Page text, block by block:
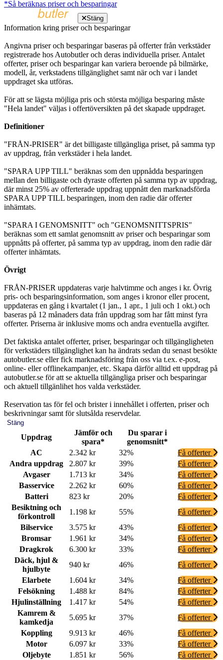
*Så beräknas priser och besparingar
Stäng
Information kring priser och besparingar
Angivna priser och besparingar baseras på offerter från verkstäder
registrerade hos Autobutler och deras individuella priser. Antalet
offerter, priser och besparingar kan variera beroende på bilmärke,
modell, år, verkstadens tillgänglighet samt när och var i landet
uppdraget ska utföras.
För att se lägsta möjliga pris och största möjliga besparing måste
"Hela landet" väljas i offertöversikten på det skapade uppdraget.
Definitioner
"FRÅN-PRISER" är det billigaste tillgängliga priset, på samma typ
av uppdrag, från verkstäder i hela landet.
"SPARA UPP TILL" beräknas som den uppnådda besparingen
mellan den billigaste och dyraste offerten på samma typ av uppdrag,
där minst 25% av offerterade uppdrag uppnått den marknadsförda
SPARA UPP TILL besparingen, inom den radie där offerter
inhämtats.
"SPARA I GENOMSNITT" och "GENOMSNITTSPRIS"
beräknas som ett samlat genomsnitt av priser och besparingar som
uppnåtts på offerter, på samma typ av uppdrag, inom den radie där
offerter inhämtats.
Övrigt
FRÅN-PRISER uppdateras varje halvtimme och anges i kr. Övrig
pris- och besparingsinformation, som anges i kronor eller procent,
uppdateras en gång i kvartalet (1 jan., 1 apr., 1 juli och 1 okt.) och
baseras på 12 månaders data från uppdrag som har fått minst fyra
offerter. Priserna är inklusive moms och andra eventuella avgifter.
Det faktiska antalet offerter, priser, besparingar och tillgängligheten
för verkstäders tillgänglighet kan ha ändrats sedan du senast besökte
autobutler.se eller fick marknadsföring från oss via t.ex. e-post,
online- eller offlinekampanjer, etc. Skapa därför alltid ett uppdrag på
autobutler.se för att se aktuella tillgängliga priser och besparingar
och aktuell tillgänlihet hos valda verkstäder.
Reservation tas för fel och brister i innehållet i offerten, priser och
beskrivningar samt för slutsålda reservdelar.
Stäng
Uppdrag
Jämför och
spara*
Du sparar i
genomsnitt*
AC
2.342 kr 32%
Få offerter
Andra uppdrag
2.807 kr 39%
Få offerter
Avgaser
1.713 kr 34%
Få offerter
Basservice
2.262 kr 60%
Få offerter
Batteri
823 kr 20%
Få offerter
Besiktning och
förkontroll
1.198 kr 55%
Få offerter
Bilservice
3.575 kr 43%
Få offerter
Bromsar
1.961 kr 34%
Få offerter
Dragkrok
6.300 kr 33%
Få offerter
Däck, hjul &
hjulbyte
940 kr 46%
Få offerter
Elarbete
1.604 kr 34%
Få offerter
Felsökning
1.488 kr 84%
Få offerter
Hjulinställning
1.417 kr 54%
Få offerter
Kamrem &
kamkedja
5.695 kr 37%
Få offerter
Koppling
9.913 kr 46%
Få offerter
Motor
6.097 kr 33%
Få offerter
Oljebyte
1.851 kr 56%
Få offerter